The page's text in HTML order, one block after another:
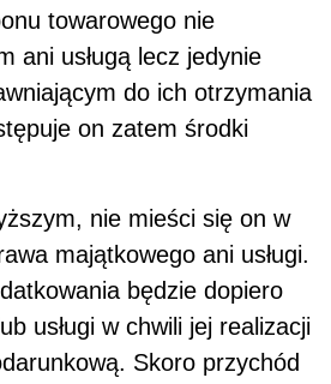
towarowego nie
ani usługą lecz jedynie
do ich otrzymania
on zatem środki
nie mieści się on w
majątkowego ani usługi.
będzie dopiero
usługi w chwili jej realizacji
Skoro przychód